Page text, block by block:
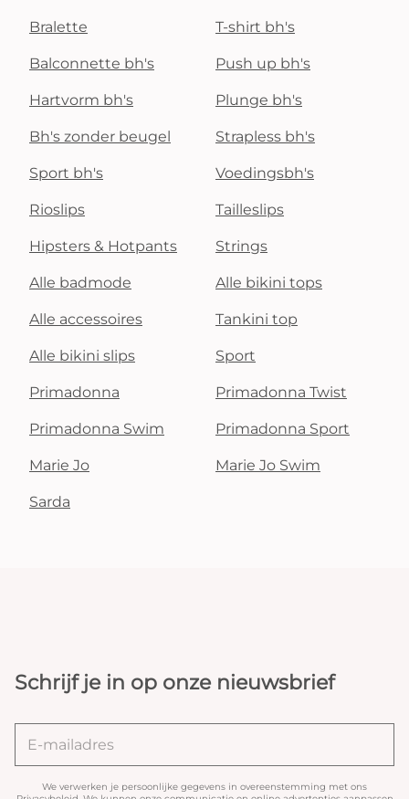
Bralette T-shirt bh's
Balconnette bh's Push up bh's
Hartvorm bh's Plunge bh's
Bh's zonder beugel Strapless bh's
Sport bh's Voedingsbh's
Rioslips Tailleslips
Hipsters & Hotpants Strings
Alle badmode Alle bikini tops
Alle accessoires Tankini top
Alle bikini slips Sport
Primadonna Primadonna Twist
Primadonna Swim Primadonna Sport
Marie Jo Marie Jo Swim
Sarda
Schrijf je in op onze nieuwsbrief
We verwerken je persoonlijke gegevens in overeenstemming met ons